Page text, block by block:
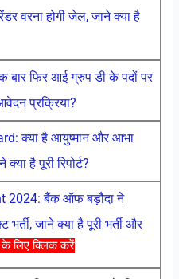
के लिए क्लिक करें
वरना होगी जेल, जाने क्या है
फिर आई ग्रुप डी के पदों पर
प्रक्रिया?
क्या है आयुष्मान और आभा
है पूरी रिपोर्ट?
2024: बैंक ऑफ बड़ौदा ने
भर्ती, जाने क्या है पूरी भर्ती और